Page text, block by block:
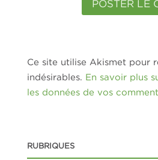
Ce site utilise Akismet pour
indésirables. En savoir plus
les données de vos
RUBRIQUES